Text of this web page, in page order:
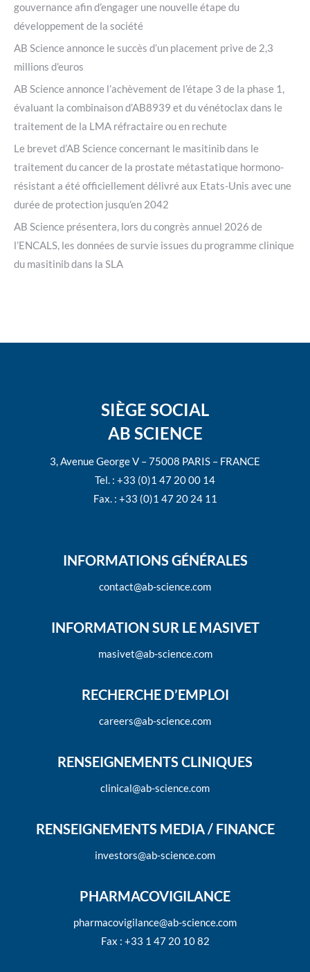
gouvernance afin d’engager une nouvelle étape du
développement de la société
AB Science annonce le succès d’un placement prive de 2,3
millions d’euros
AB Science annonce l’achèvement de l’étape 3 de la phase 1,
évaluant la combinaison d’AB8939 et du vénétoclax dans le
traitement de la LMA réfractaire ou en rechute
Le brevet d’AB Science concernant le masitinib dans le
traitement du cancer de la prostate métastatique hormono-
résistant a été officiellement délivré aux Etats-Unis avec une
durée de protection jusqu’en 2042
AB Science présentera, lors du congrès annuel 2026 de
l’ENCALS, les données de survie issues du programme clinique
du masitinib dans la SLA
SIÈGE SOCIAL
AB SCIENCE
3, Avenue George V – 75008 PARIS – FRANCE
Tel. : +33 (0)1 47 20 00 14
Fax. : +33 (0)1 47 20 24 11
INFORMATIONS GÉNÉRALES
contact@ab-science.com
INFORMATION SUR LE MASIVET
masivet@ab-science.com
RECHERCHE D’EMPLOI
careers@ab-science.com
RENSEIGNEMENTS CLINIQUES
clinical@ab-science.com
RENSEIGNEMENTS MEDIA / FINANCE
investors@ab-science.com
PHARMACOVIGILANCE
pharmacovigilance@ab-science.com
Fax : +33 1 47 20 10 82